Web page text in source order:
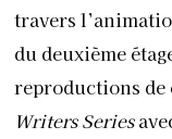
travers
du deuxième
reproductions de
Writers Series